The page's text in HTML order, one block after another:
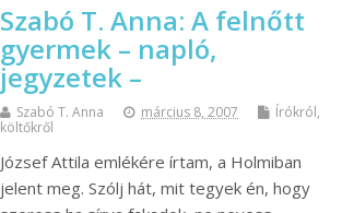
Szabó T. Anna: A felnőtt
gyermek – napló,
jegyzetek –
Szabó T. Anna március 8, 2007
Írókról,
költőkről
József Attila emlékére írtam, a Holmiban
jelent meg. Szólj hát, mit tegyek én, hogy